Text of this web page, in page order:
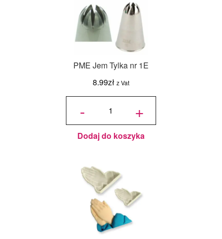
PME Jem Tylka nr 1E
8.99zł z Vat
-
ilość
Tylka +
Dodaj do koszyka